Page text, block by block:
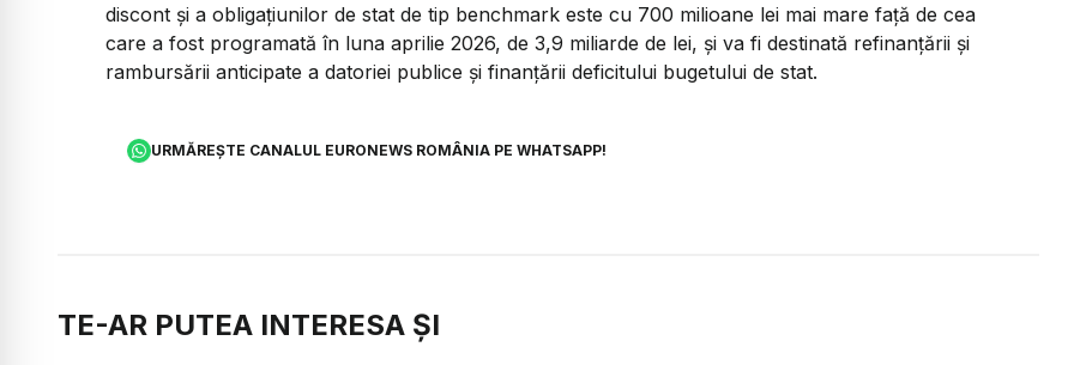
discont și a obligațiunilor de stat de tip benchmark este cu 700 milioane lei mai mare față de cea
care a fost programată în luna aprilie 2026, de 3,9 miliarde de lei, și va fi destinată refinanțării și
rambursării anticipate a datoriei publice și finanțării deficitului bugetului de stat.
URMĂREȘTE CANALUL EURONEWS ROMÂNIA PE WHATSAPP!
TE-AR PUTEA INTERESA ȘI